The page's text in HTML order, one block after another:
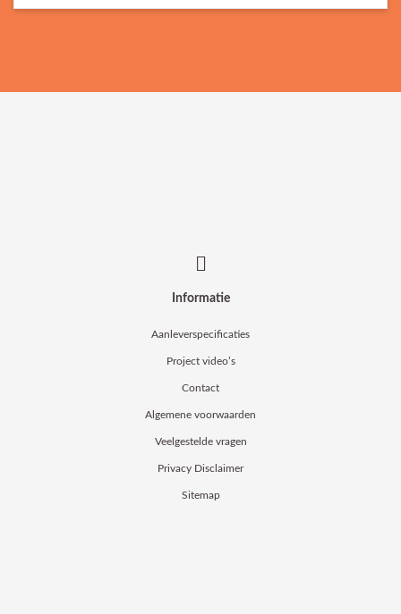
Informatie
Aanleverspecificaties
Project video’s
Contact
Algemene voorwaarden
Veelgestelde vragen
Privacy Disclaimer
Sitemap